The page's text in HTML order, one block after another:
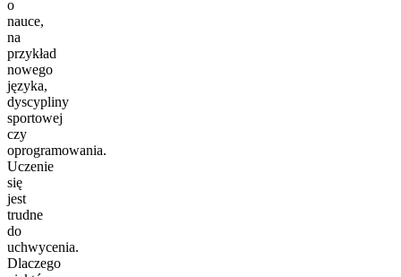
o
nauce,
na
przykład
nowego
języka,
dyscypliny
sportowej
czy
oprogramowania.
Uczenie
się
jest
trudne
do
uchwycenia.
Dlaczego